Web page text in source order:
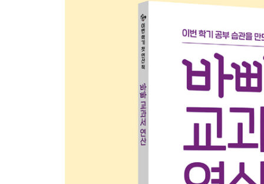
23 분자와 분모가 약분이 되면 약분 먼저!
24 세 진분수의 곱셈도 분자끼리, 분모끼리 곱하자
25 대분수의 곱셈은 먼저 대분수를 모두 가분수로!
26 약분이 되는 대분수의 곱셈 연습
27 대분수의 곱셈 연습 한 번 더!
28 분자와 분모를 약분! 자연수와 분모를 약분!
29 여러 가지 분수의 곱셈 완벽하게 끝내기
30 생활 속 연산 - 분수의 곱셈
+ 둘째 마당 통과 문제
31 합동인 두 도형은 완전히 겹쳐져